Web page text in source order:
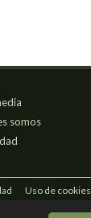
somos
Uso de cookies